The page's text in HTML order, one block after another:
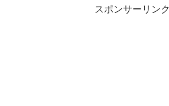
スポンサーリンク